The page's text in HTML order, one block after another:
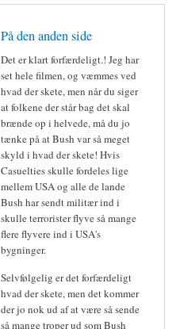
På den anden side
Det er klart forfærdeligt.! Jeg har
set hele filmen, og væmmes ved
hvad der skete, men når du siger
at folkene der står bag det skal
brænde op i helvede, må du jo
tænke på at Bush var så meget
skyld i hvad der skete! Hvis
Casuelties skulle fordeles lige
mellem USA og alle de lande
Bush har sendt militær ind i
skulle terrorister flyve så mange
flere flyvere ind i USA's
bygninger.
Selvfølgelig er det forfærdeligt
hvad der skete, men det kommer
der jo nok ud af at være så sende
så mange troper ud som Bush